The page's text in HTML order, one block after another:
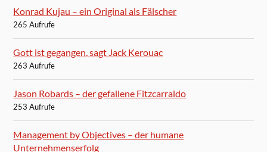
Konrad Kujau – ein Original als Fälscher
265 Aufrufe
Gott ist gegangen, sagt Jack Kerouac
263 Aufrufe
Jason Robards – der gefallene Fitzcarraldo
253 Aufrufe
Management by Objectives – der humane
Unternehmenserfolg